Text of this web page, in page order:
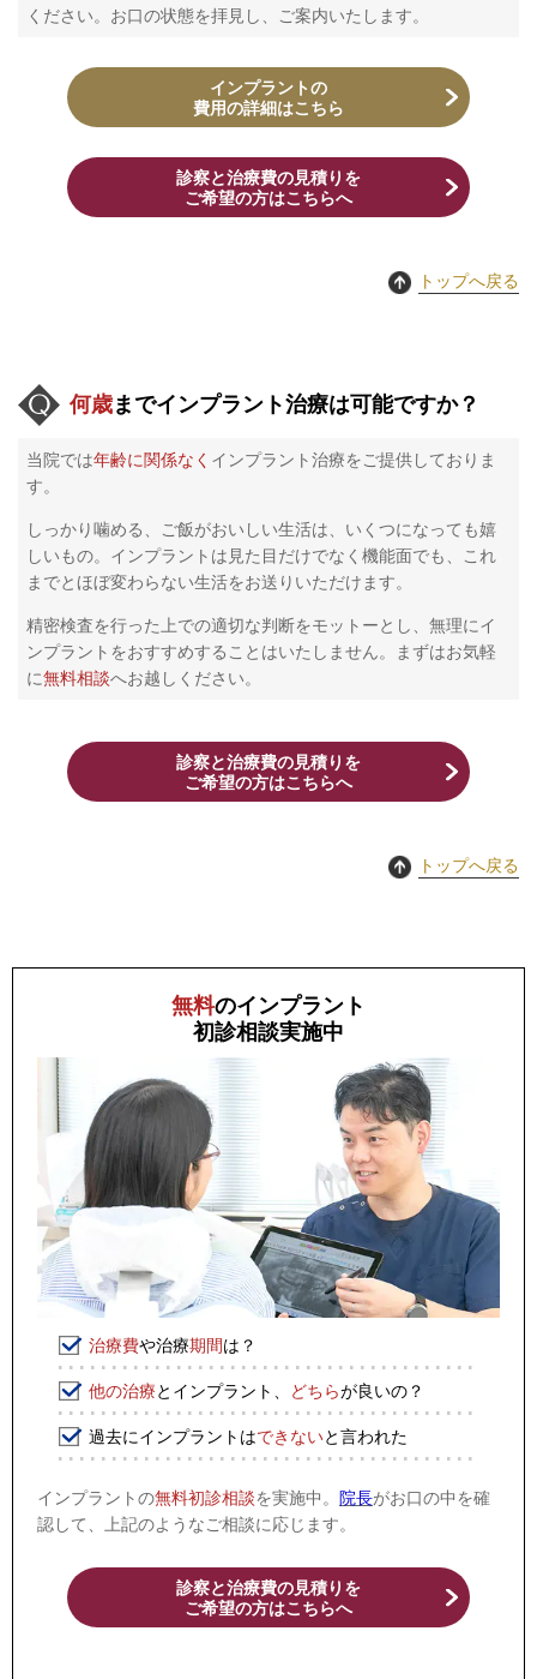
ください。お口の状態を拝見し、ご案内いたします。
インプラントの
費用の詳細はこちら
診察と治療費の見積りを
​ご希望の方はこちらへ
トップへ戻る
何歳までインプラント治療は可能ですか？
当院では年齢に関係なく インプラント治療をご提供しておりま
す。
しっかり噛める、ご飯がおいしい生活は、いくつになっても嬉
しいもの。インプラントは見た目だけでなく機能面でも、これ
までとほぼ変わらない生活をお送りいただけます。
精密検査を行った上での適切な判断をモットーとし、無理にイ
ンプラントをおすすめすることはいたしません。まずはお気軽
に無料相談へお越しください。
診察と治療費の見積りを
​ご希望の方はこちらへ
トップへ戻る
無料のインプラント
初診相談実施中
治療費や治療期間は？
他の治療とインプラント、 どちらが良いの？
過去にインプラントはできないと言われた
インプラントの無料初診相談を実施中。 院長がお口の中を確
認して、上記のようなご相談に応じます。
診察と治療費の見積りを
​ご希望の方はこちらへ